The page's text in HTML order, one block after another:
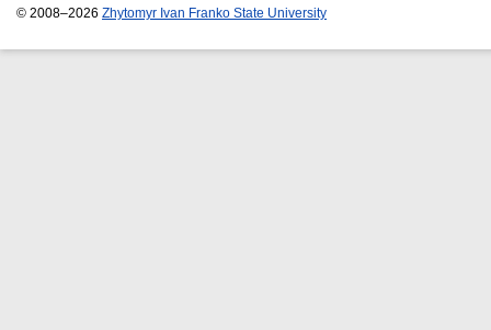
© 2008–2026 Zhytomyr Ivan Franko State University